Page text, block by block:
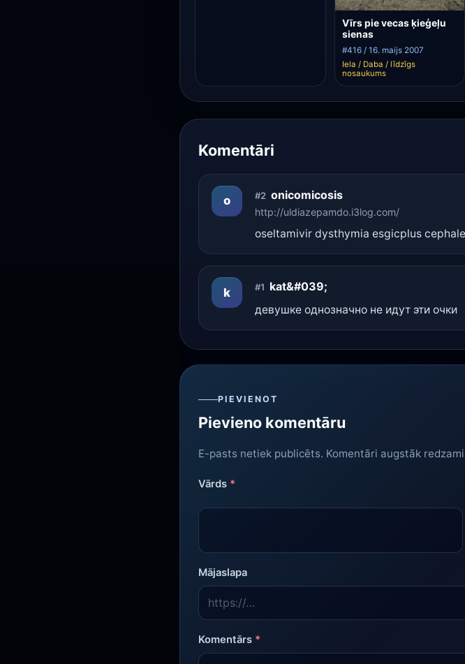
Vīrs pie vecas ķieģeļu
sienas
#416 / 16. maijs 2007
Iela / Daba / līdzīgs
nosaukums
Komentāri
o #2 onicomicosis
http://uldiazepamdo.i3log.com/
oseltamivir dysthymia esgicplus
k #1 kat&#039;
девушке однозначно не идут эти очки
PIEVIENOT
Pievieno komentāru
E-pasts netiek publicēts. Komentāri augstāk
Vārds *
Mājaslapa
Komentārs *